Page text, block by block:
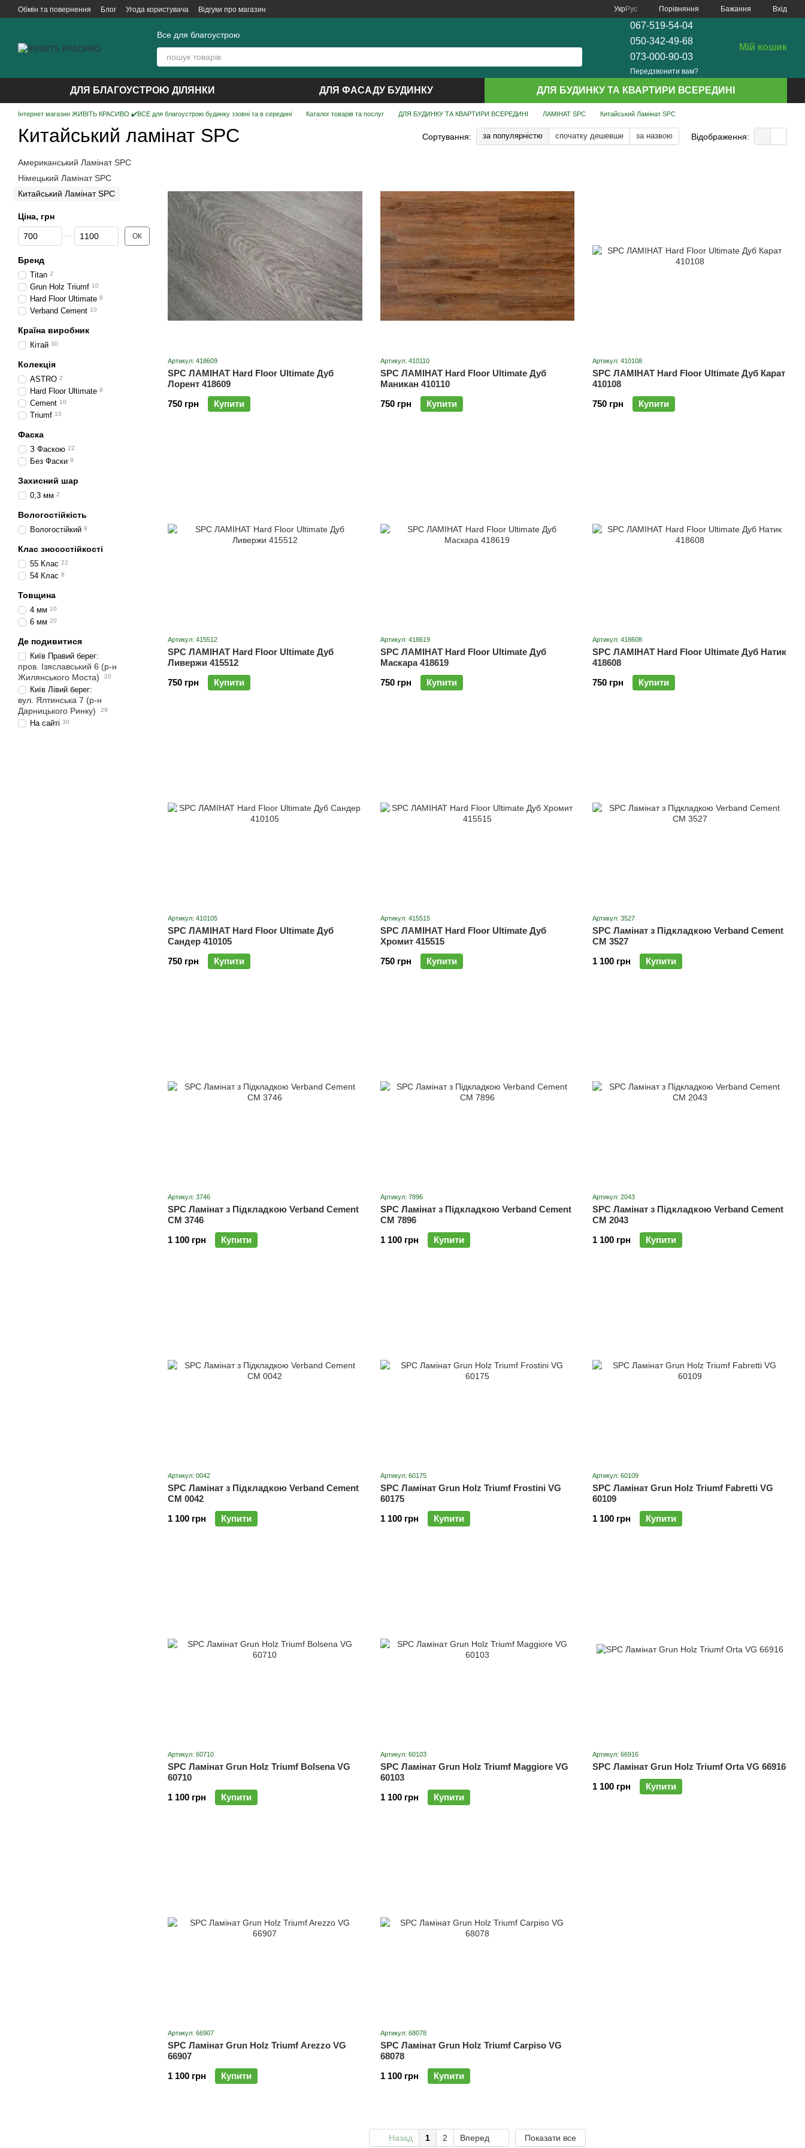
Перейти до основного контенту
Обмін та повернення Блог Угода користувача Відгуки про магазин УкрРус Порівняння Бажання Вхід
Все для благоустрою
067-519-54-04
050-342-49-68
073-000-90-03
Передзвонити вам?
Мій кошик
ДЛЯ БЛАГОУСТРОЮ ДІЛЯНКИ ДЛЯ ФАСАДУ БУДИНКУ ДЛЯ БУДИНКУ ТА КВАРТИРИ ВСЕРЕДИНІ
Інтернет магазин ЖИВІТЬ КРАСИВО ✔️ВСЕ для благоустрою будинку ззовні та в середині Каталог товарів та послуг ДЛЯ БУДИНКУ ТА КВАРТИРИ ВСЕРЕДИНІ ЛАМІНАТ SPC Китайський Ламінат SPC
Китайський ламінат SPC Сортування: за популярністю спочатку дешевше за назвою Відображення:
Артикул: 418609
SPC ЛАМІНАТ Hard Floor Ultimate Дуб
Лорент 418609
750 грн
Купити
Артикул: 410110
SPC ЛАМІНАТ Hard Floor Ultimate Дуб
Маникан 410110
750 грн
Купити
Артикул: 410108
SPC ЛАМІНАТ Hard Floor Ultimate Дуб Карат
410108
750 грн
Купити
Артикул: 415512
SPC ЛАМІНАТ Hard Floor Ultimate Дуб
Ливержи 415512
750 грн
Купити
Артикул: 418619
SPC ЛАМІНАТ Hard Floor Ultimate Дуб
Маскара 418619
750 грн
Купити
Артикул: 418608
SPC ЛАМІНАТ Hard Floor Ultimate Дуб Натик
418608
750 грн
Купити
Артикул: 410105
SPC ЛАМІНАТ Hard Floor Ultimate Дуб
Сандер 410105
750 грн
Купити
Артикул: 415515
SPC ЛАМІНАТ Hard Floor Ultimate Дуб
Хромит 415515
750 грн
Купити
Артикул: 3527
SPC Ламінат з Підкладкою Verband Cement
CM 3527
1 100 грн
Купити
Артикул: 3746
SPC Ламінат з Підкладкою Verband Cement
CM 3746
1 100 грн
Купити
Артикул: 7896
SPC Ламінат з Підкладкою Verband Cement
CM 7896
1 100 грн
Купити
Артикул: 2043
SPC Ламінат з Підкладкою Verband Cement
CM 2043
1 100 грн
Купити
Артикул: 0042
SPC Ламінат з Підкладкою Verband Cement
СM 0042
1 100 грн
Купити
Артикул: 60175
SPC Ламінат Grun Holz Triumf Frostini VG
60175
1 100 грн
Купити
Артикул: 60109
SPC Ламінат Grun Holz Triumf Fabretti VG
60109
1 100 грн
Купити
Артикул: 60710
SPC Ламінат Grun Holz Triumf Bolsena VG
60710
1 100 грн
Купити
Артикул: 60103
SPC Ламінат Grun Holz Triumf Maggiore VG
60103
1 100 грн
Купити
Артикул: 66916
SPC Ламінат Grun Holz Triumf Orta VG 66916
1 100 грн
Купити
Артикул: 66907
SPC Ламінат Grun Holz Triumf Arezzo VG
66907
1 100 грн
Купити
Артикул: 68078
SPC Ламінат Grun Holz Triumf Carpiso VG
68078
1 100 грн
Купити
Назад 1 2 Вперед Показати все
Американський Ламінат SPC
Німецький Ламінат SPC
Китайський Ламінат SPC
Ціна, грн
Від Ціна, грн
До Ціна, грн ОК
Бренд
Titan 2
Grun Holz Triumf 10
Hard Floor Ultimate 8
Verband Cement 10
Країна виробник
Кітай 30
Колекція
ASTRO 2
Hard Floor Ultimate 8
Cement 10
Triumf 10
Фаска
З Фаскою 22
Без Фаски 8
Захисний шар
0,3 мм 2
Вологостійкість
Вологостійкий 9
Клас зносостійкості
55 Клас 22
54 Клас 8
Товщина
4 мм 10
6 мм 20
Де подивитися
Київ Правий берег:
пров. Ізяславський 6 (р-н
Жилянського Моста)
20
Київ Лівий берег:
вул. Ялтинська 7 (р-н
Дарницького Ринку)
29
На сайті 30